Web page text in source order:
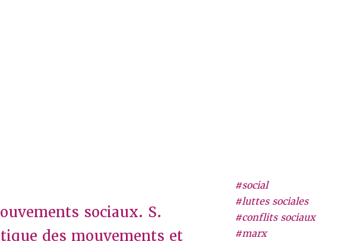
#social
#luttes sociales
#conflits sociaux
#marx
sociaux. S.
des mouvements et